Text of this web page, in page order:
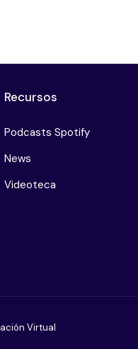
Recursos
Podcasts Spotify
News
Videoteca
Virtual